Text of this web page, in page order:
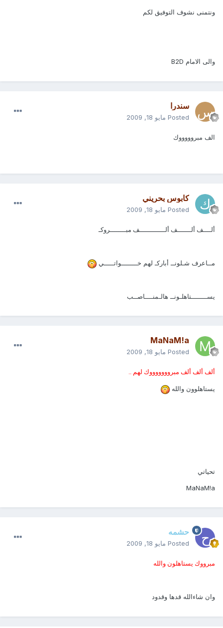
ونتمنى نشوف التوفيق لكم
والى الامام B2D
سندرا
Posted مايو 18, 2009
الف مبروووووك
كابوس بحريني
Posted مايو 18, 2009
ألــــف ألـــــــف ألـــــــــــــف مبــــــــروكـ
مــاعرف شـلونــ أباركـ لهم خــــــــواتـــــي
يســــــــتاهلـونــ هالـمنــــاصــب
MaNaM!a
Posted مايو 18, 2009
ألف ألف ألف مبروووووووك لهم ..
يستاهلوون والله
تحياتي
MaNaM!a
حشمه
Posted مايو 18, 2009
مبرووك يستاهلون والله
وان شاءالله قدها وقدود